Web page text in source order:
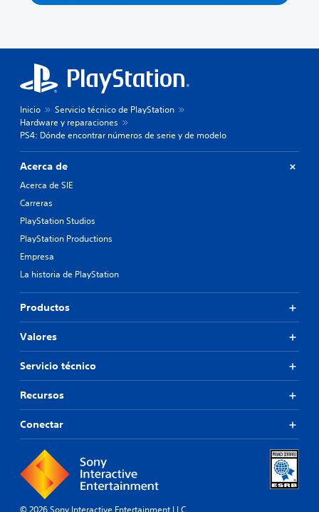
Inicio
Servicio técnico de PlayStation
Hardware y reparaciones
PS4: Dónde encontrar números de serie y de modelo
Acerca de
Acerca de SIE
Carreras
PlayStation Studios
PlayStation Productions
Empresa
La historia de PlayStation
Productos
Valores
Servicio técnico
Recursos
Conectar